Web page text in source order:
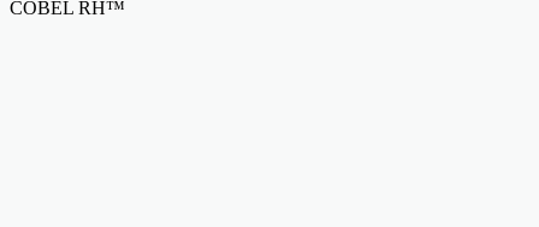
COBEL RH™